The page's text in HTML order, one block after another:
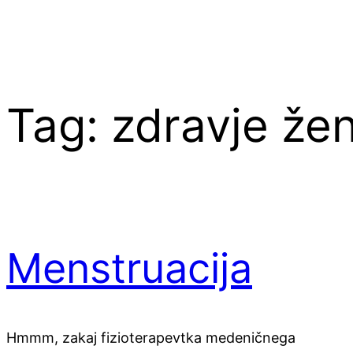
Tag: zdravje
Menstruacija
Hmmm, zakaj fizioterapevtka medeničnega